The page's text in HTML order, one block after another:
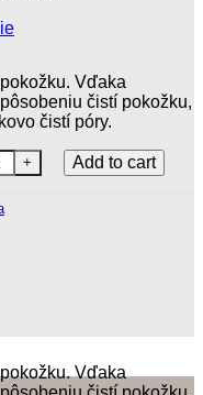
Vďaka
čistí pokožku,
čistí póry.
Add to cart
Vďaka